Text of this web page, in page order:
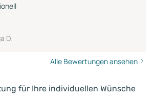
D.
Alle Bewertungen ansehen
für Ihre individuellen Wünsche